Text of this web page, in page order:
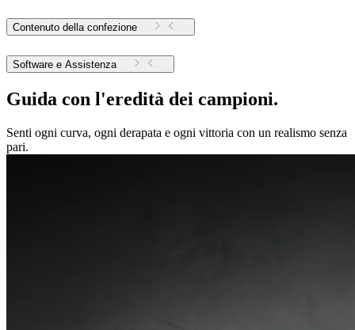
Contenuto della confezione
Software e Assistenza
Guida con l'eredità dei campioni.
Senti ogni curva, ogni derapata e ogni vittoria con un realismo senza
pari.